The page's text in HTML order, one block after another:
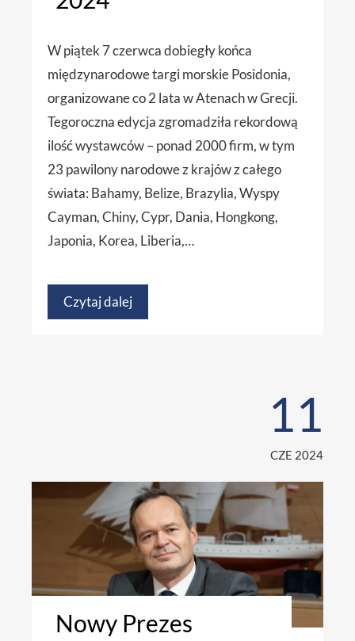
W piątek 7 czerwca dobiegły końca
międzynarodowe targi morskie Posidonia,
organizowane co 2 lata w Atenach w Grecji.
Tegoroczna edycja zgromadziła rekordową
ilość wystawców – ponad 2000 firm, w tym
23 pawilony narodowe z krajów z całego
świata: Bahamy, Belize, Brazylia, Wyspy
Cayman, Chiny, Cypr, Dania, Hongkong,
Japonia, Korea, Liberia,…
Czytaj dalej
11
CZE 2024
Nowy Prezes